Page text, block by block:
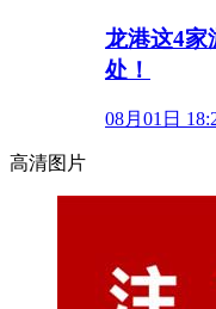
龙港这4家
处！
08月01日
高清图片